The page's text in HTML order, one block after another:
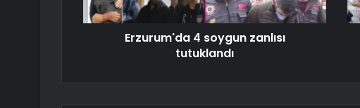
Erzurum'da 4 soygun zanlısı
tutuklandı